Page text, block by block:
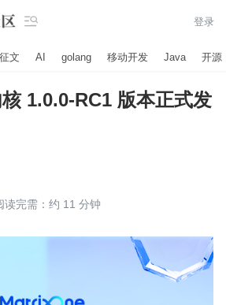
 登录
文 AI golang 移动开发 Java 开源
1.0.0-RC1 版本正式发
读完需：约 11 分钟